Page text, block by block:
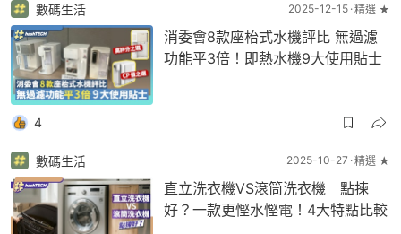
數碼生活 2025-12-15 精選 ★
消委會8款座枱式水機評比 無過濾
功能平3倍！即熱水機9大使用貼士
4
數碼生活 2025-10-27 精選 ★
直立洗衣機VS滾筒洗衣機 點揀
好？一款更慳水慳電！4大特點比較